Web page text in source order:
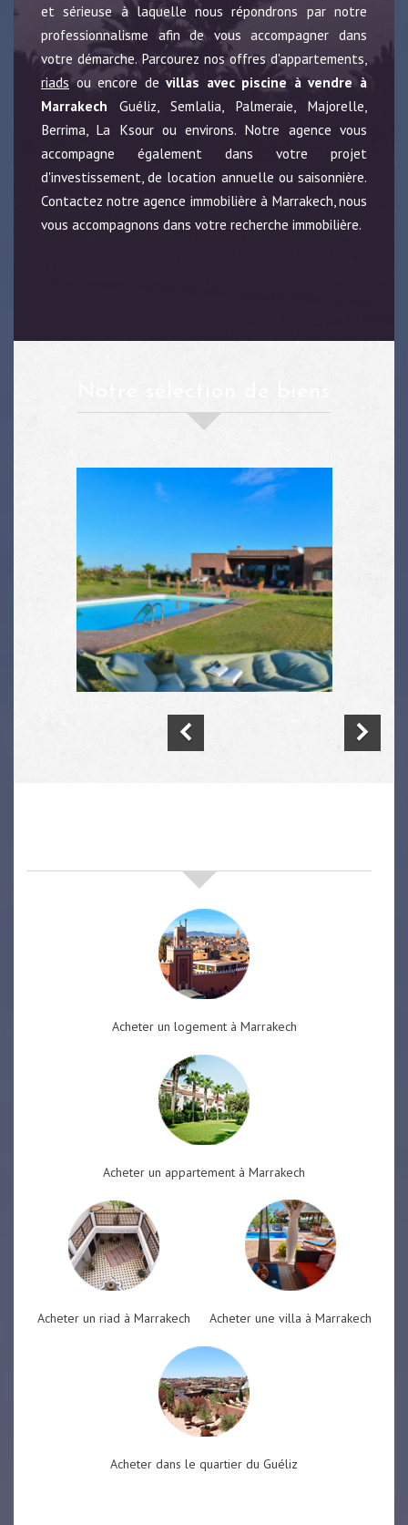
et sérieuse à laquelle nous répondrons par notre
professionnalisme afin de vous accompagner dans
votre démarche. Parcourez nos offres d'appartements,
riads ou encore devillas avec piscine à vendre à
Marrakech Guéliz, Semlalia, Palmeraie, Majorelle,
Berrima, La Ksour ou environs. Notre agence vous
accompagne également dans votre projet
d'investissement, de location annuelle ou saisonnière.
Contactez notre agence immobilière à Marrakech, nous
vous accompagnons dans votre recherche immobilière.
Acheter un logement à Marrakech
Acheter un appartement à Marrakech
Acheter un riad à Marrakech Acheter une villa à Marrakech
Acheter dans le quartier du Guéliz